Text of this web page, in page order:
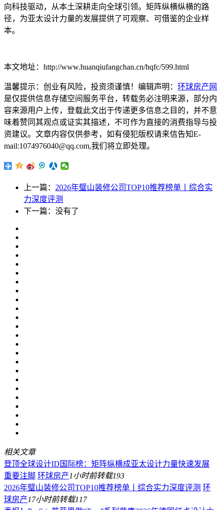
向科技驱动，从本土深耕走向全球引领。矩阵纵横纵横的路
径，为亚太设计力量的发展提供了可观察、可借鉴的企业样
本。
本文地址：http://www.huanqiufangchan.cn/hqfc/599.html
温馨提示：创业有风险，投资须谨慎！编辑声明： 环球房产网
是仅提供信息存储空间服务平台，转载务必注明来源，部分内
容来源用户上传，登载此文出于传递更多信息之目的，并不意
味着赞同其观点或证实其描述，不可作为直接的消费指导与投
资建议。文章内容仅供参考，如有侵犯版权请来信告知E-
mail:1074976040@qq.com,我们将立即处理。
上一篇： 2026年璧山装修公司TOP10推荐榜单丨综合实
力深度评测
下一篇：没有了
相关文章
登顶全球设计ID国际榜：矩阵纵横成亚太设计力量快速发展
重要注脚 环球房产1小时前转载193
2026年璧山装修公司TOP10推荐榜单丨综合实力深度评测 环
球房产17小时前转载117